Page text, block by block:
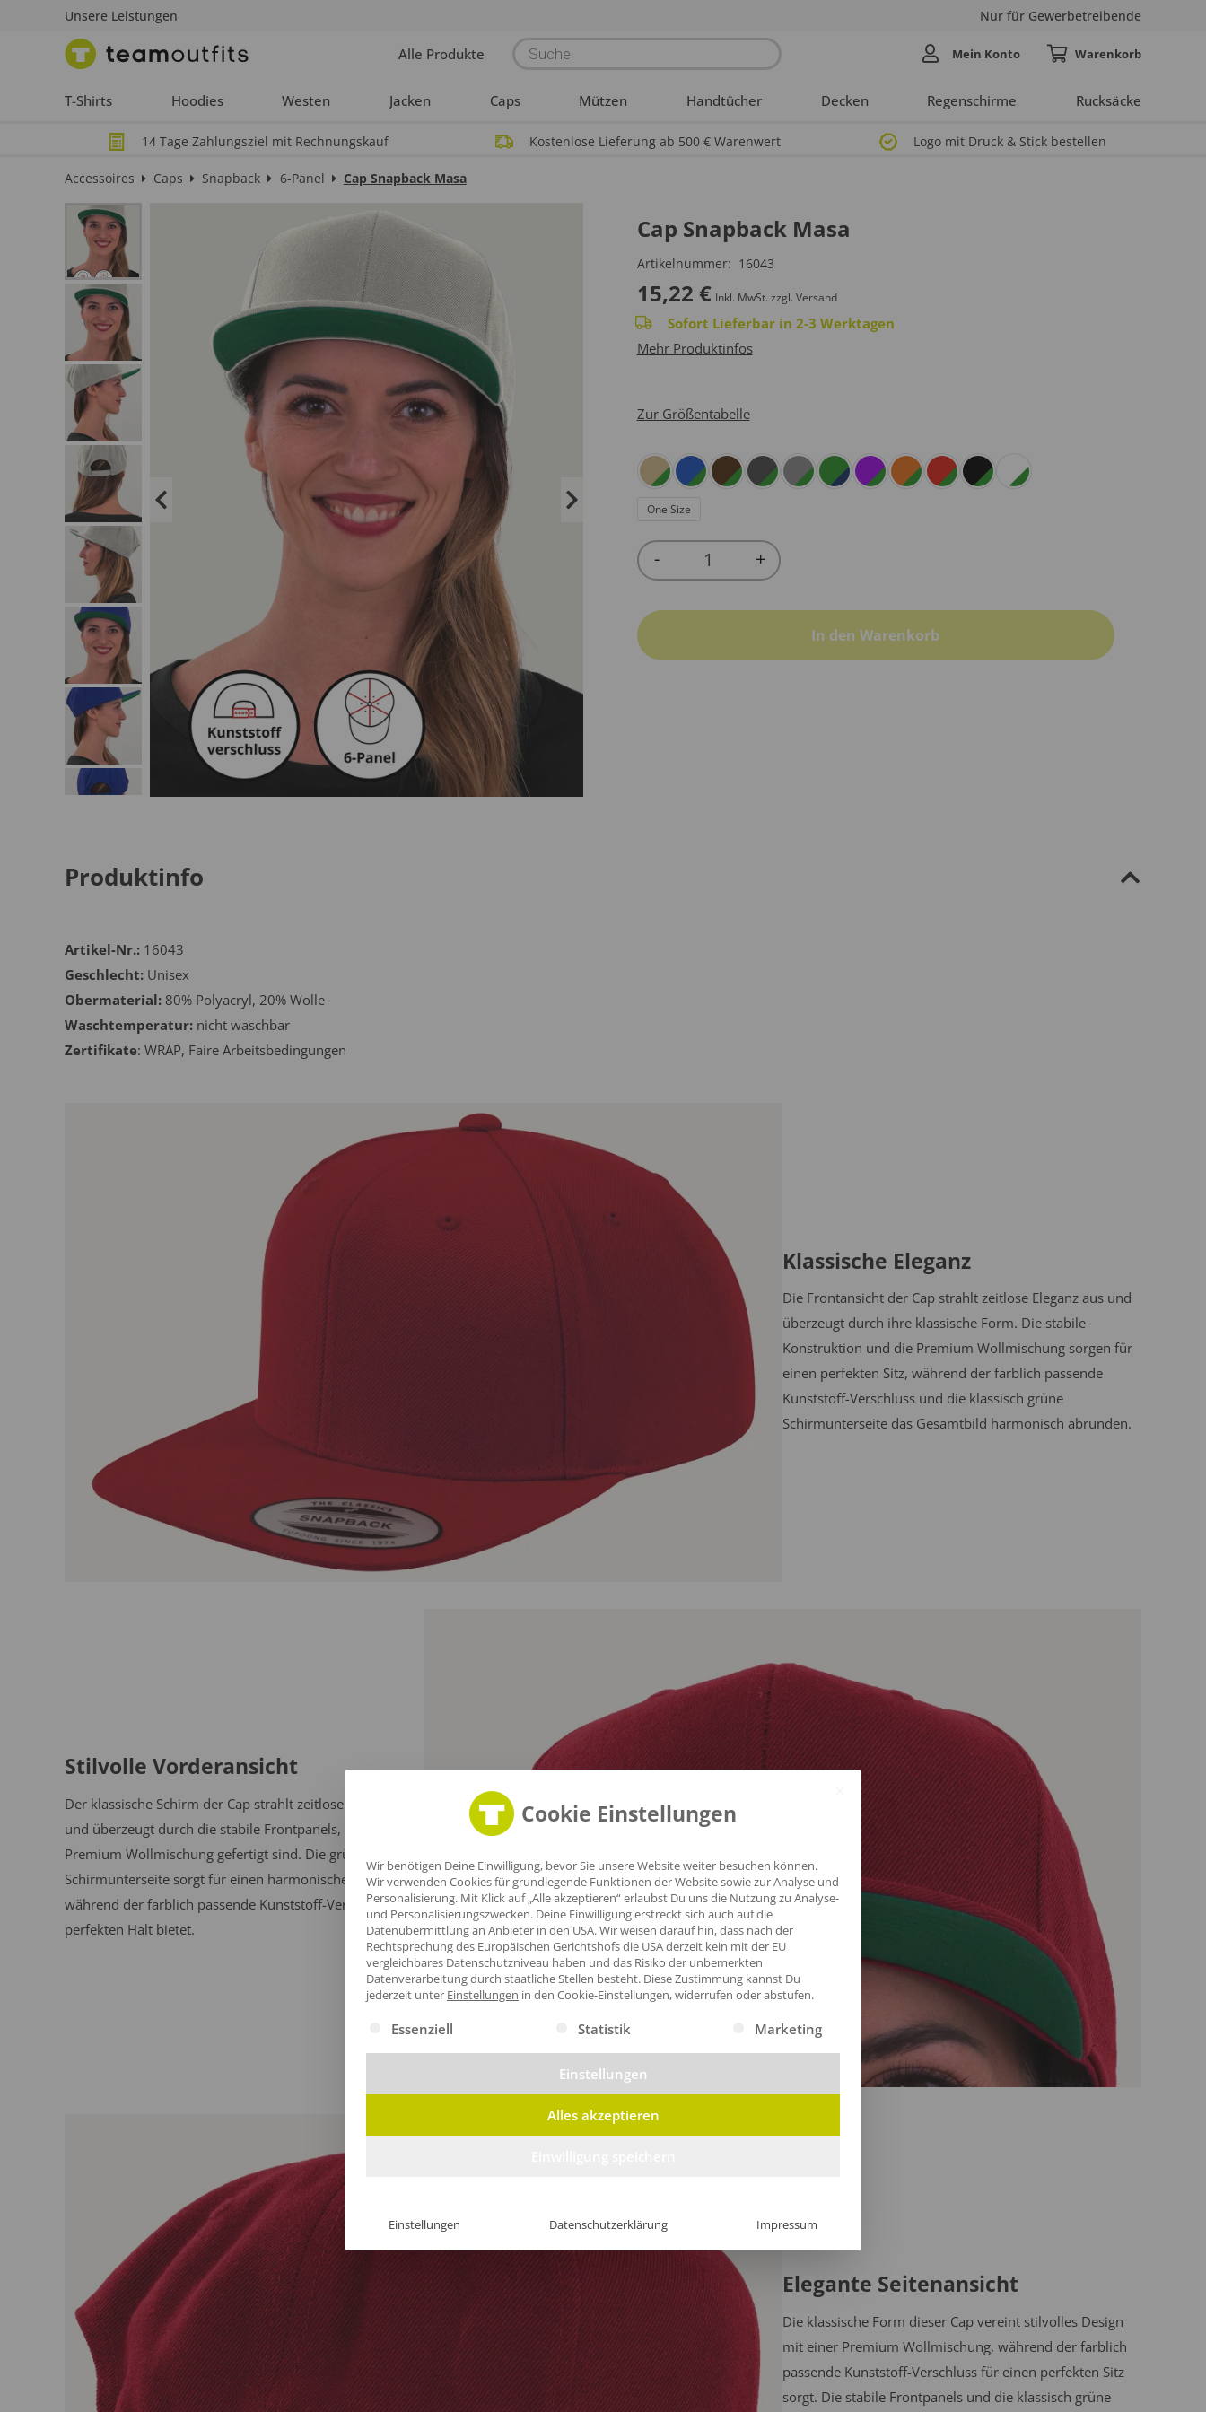
Unsere Leistungen Nur für Gewerbetreibende
Alle Produkte Products
search
T-Shirts Hoodies Westen Jacken Caps Mützen Handtücher Decken Regenschirme Rucksäcke
Mein Konto
14 Tage Zahlungsziel mit Rechnungskauf Kostenlose Lieferung ab 500 € Warenwert Logo mit Druck & Stick bestellen
Accessoires Caps Snapback 6-Panel Cap Snapback Masa
Cap Snapback Masa
Artikelnummer: 16043
15,22 € Inkl. MwSt. zzgl. Versand
Sofort Lieferbar in 2-3 Werktagen
Mehr Produktinfos
Zur Größentabelle
One Size
Quantity
- +
In den Warenkorb
Produktinfo
Artikel-Nr.: 16043
Geschlecht: Unisex
Obermaterial: 80% Polyacryl, 20% Wolle
Waschtemperatur: nicht waschbar
Zertifikate: WRAP, Faire Arbeitsbedingungen
Klassische Eleganz
Die Frontansicht der Cap strahlt zeitlose Eleganz aus und
überzeugt durch ihre klassische Form. Die stabile
Konstruktion und die Premium Wollmischung sorgen für
einen perfekten Sitz, während der farblich passende
Kunststoff-Verschluss und die klassisch grüne
Schirmunterseite das Gesamtbild harmonisch abrunden.
Stilvolle Vorderansicht
Der klassische Schirm der Cap strahlt zeitlose Eleganz aus
und überzeugt durch die stabile Frontpanels, die in einer
Premium Wollmischung gefertigt sind. Die grüne
Schirmunterseite sorgt für einen harmonischen Look,
während der farblich passende Kunststoff-Verschluss
perfekten Halt bietet.
Elegante Seitenansicht
Die klassische Form dieser Cap vereint stilvolles Design
mit einer Premium Wollmischung, während der farblich
passende Kunststoff-Verschluss für einen perfekten Sitz
sorgt. Die stabile Frontpanels und die klassisch grüne
Cookie Einstellungen
Wir benötigen Deine Einwilligung, bevor Sie unsere Website weiter besuchen können.
Wir verwenden Cookies für grundlegende Funktionen der Website sowie zur Analyse und
Personalisierung. Mit Klick auf „Alle akzeptieren“ erlaubst Du uns die Nutzung zu Analyse-
und Personalisierungszwecken. Deine Einwilligung erstreckt sich auch auf die
Datenübermittlung an Anbieter in den USA. Wir weisen darauf hin, dass nach der
Rechtsprechung des Europäischen Gerichtshofs die USA derzeit kein mit der EU
vergleichbares Datenschutzniveau haben und das Risiko der unbemerkten
Datenverarbeitung durch staatliche Stellen besteht. Diese Zustimmung kannst Du
jederzeit unter Einstellungen in den Cookie-Einstellungen, widerrufen oder abstufen.
Es folgt eine Liste der Service-Gruppen, für die eine Einwilligung erteilt werden kann. Die erste Service-Gruppe ist essenziell und kann
Essenziell Statistik Marketing
Einstellungen
Alles akzeptieren
Einstellungen Datenschutzerklärung Impressum